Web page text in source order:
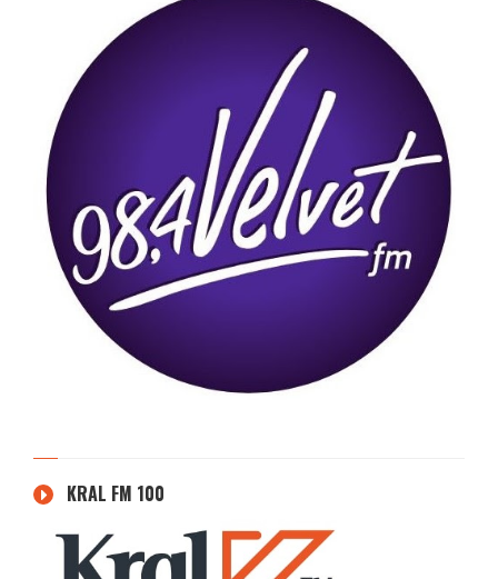
KRAL FM 100